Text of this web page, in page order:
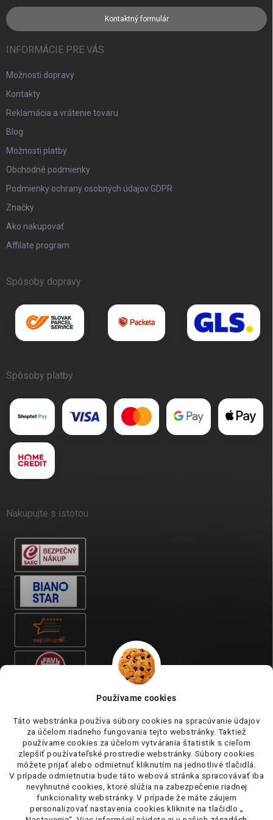
Používame cookies
Táto webstránka používa súbory cookies na spracúvanie údajov
za účelom riadneho fungovania tejto webstránky. Taktiež
používame cookies za účelom vytvárania štatistik s cieľom
zlepšiť používateľské prostredie webstránky. Súbory cookies
môžete prijať alebo odmietnuť kliknutím na jednotlivé tlačidlá.
V prípade odmietnutia bude táto webová stránka spracovávať iba
nevyhnutné cookies, ktoré slúžia na zabezpečenie riadnej
funkcionality webstránky. V prípade že máte záujem
personalizovať nastavenia cookies kliknite na tlačidlo „
Kontaktný formulár
INFORMÁCIE PRE VÁS
Možnosti dopravy
Kontakty
Reklamácia a vrátenie tovaru
Blog
Možnosti platby
Obchodné podmienky
Podmienky ochrany osobných údajov GDPR
Značky
Ako nakupovať
Affilate program
Spôsoby dopravy
Spôsoby platby
Nakupujte s istotou